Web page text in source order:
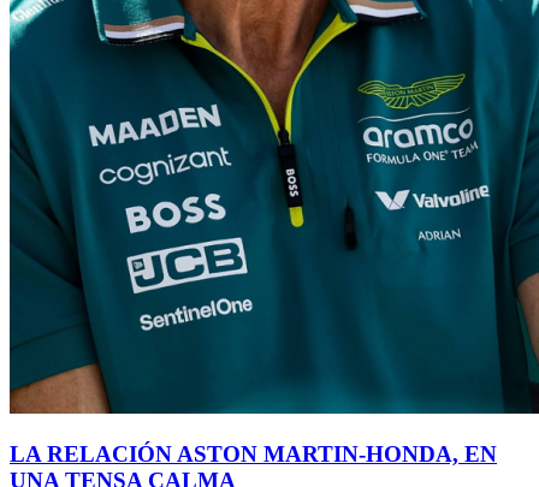
LA RELACIÓN ASTON MARTIN-HONDA, EN
UNA TENSA CALMA